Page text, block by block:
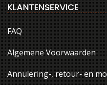
KLANTENSERVICE
FAQ
Algemene Voorwaarden
Annulering-, retour- en